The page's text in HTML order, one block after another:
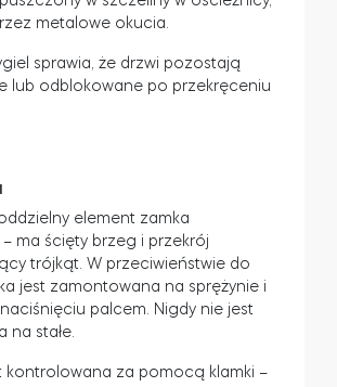
metalowe okucia.
sprawia, że drzwi pozostają
lub odblokowane po przekręceniu
element zamka
ma ścięty brzeg i przekrój
trójkąt. W przeciwieństwie do
jest zamontowana na sprężynie i
palcem. Nigdy nie jest
na stałe.
kontrolowana za pomocą klamki –